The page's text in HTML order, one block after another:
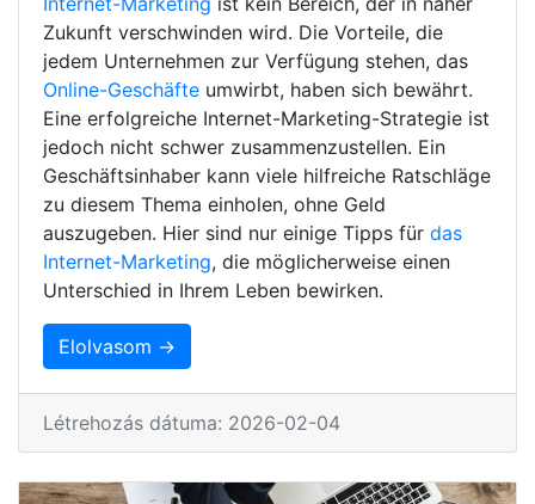
Zukunft verschwinden wird. Die Vorteile, die
jedem Unternehmen zur Verfügung stehen, das
Online-Geschäfte umwirbt, haben sich bewährt.
Eine erfolgreiche Internet-Marketing-Strategie ist
jedoch nicht schwer zusammenzustellen. Ein
Geschäftsinhaber kann viele hilfreiche Ratschläge
zu diesem Thema einholen, ohne Geld
auszugeben. Hier sind nur einige Tipps für das
Internet-Marketing, die möglicherweise einen
Unterschied in Ihrem Leben bewirken.
Elolvasom →
Létrehozás dátuma: 2026-02-04